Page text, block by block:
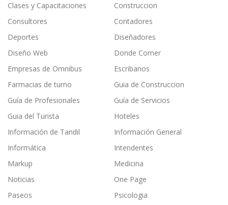
Clases y Capacitaciones
Construccion
Consultores
Contadores
Deportes
Diseñadores
Diseño Web
Donde Comer
Empresas de Omnibus
Escribanos
Farmacias de turno
Guia de Construccion
Guía de Profesionales
Guía de Servicios
Guia del Turista
Hoteles
Información de Tandil
Información General
Informática
Intendentes
Markup
Medicina
Noticias
One Page
Paseos
Psicologia